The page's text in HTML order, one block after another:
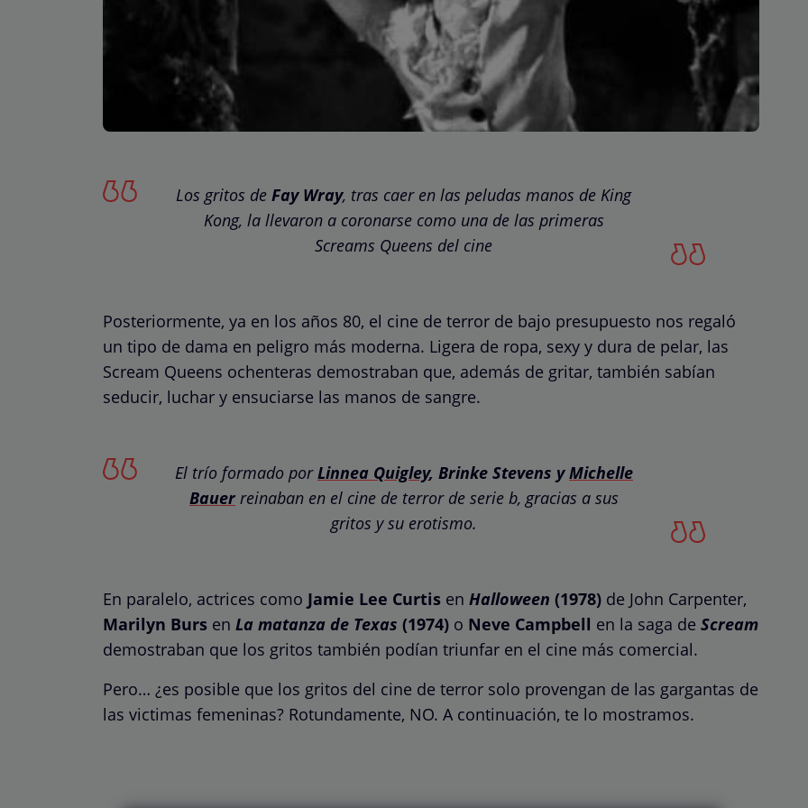
Los gritos deFay Wray, tras caer en las peludas manos de King
Kong, la llevaron a coronarse como una de las primeras
Screams Queens del cine
Posteriormente, ya en los años 80, el cine de terror de bajo presupuesto nos regaló
un tipo de dama en peligro más moderna. Ligera de ropa, sexy y dura de pelar, las
Scream Queens ochenteras demostraban que, además de gritar, también sabían
seducir, luchar y ensuciarse las manos de sangre.
El trío formado porLinnea Quigley, Brinke Stevens yMichelle
Bauerreinaban en el cine de terror de serie b, gracias a sus
gritos y su erotismo.
En paralelo, actrices como Jamie Lee Curtis en Halloween (1978) de John Carpenter,
Marilyn Burs en La matanza de Texas (1974) o Neve Campbell en la saga de Scream
demostraban que los gritos también podían triunfar en el cine más comercial.
Pero… ¿es posible que los gritos del cine de terror solo provengan de las gargantas de
las victimas femeninas? Rotundamente, NO. A continuación, te lo mostramos.